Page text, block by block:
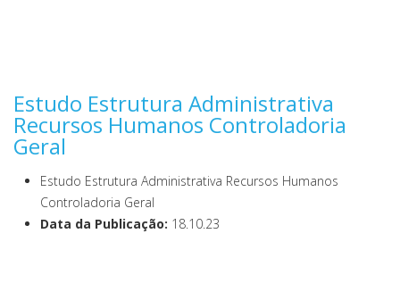
Estudo Estrutura Administrativa
Recursos Humanos Controladoria
Geral
Estudo Estrutura Administrativa Recursos Humanos
Controladoria Geral
Data da Publicação: 18.10.23